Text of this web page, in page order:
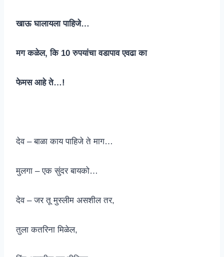
खाऊ घालायला पाहिजे…
मग कळेल, कि 10 रुपयांचा वडापाव एवढा का
फेमस आहे ते…!
देव – बाळा काय पाहिजे ते माग…
मुलगा – एक सुंदर बायको…
देव – जर तू मुस्लीम असशील तर,
तुला कतरिना मिळेल,